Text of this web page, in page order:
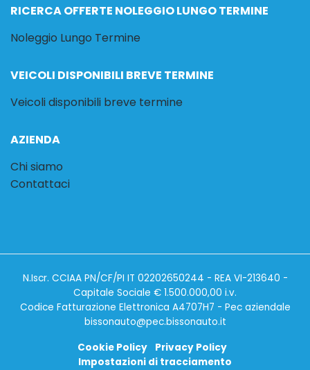
RICERCA OFFERTE NOLEGGIO LUNGO TERMINE
Noleggio Lungo Termine
VEICOLI DISPONIBILI BREVE TERMINE
Veicoli disponibili breve termine
AZIENDA
Chi siamo
Contattaci
N.Iscr. CCIAA PN/CF/PI IT 02202650244 - REA VI-213640 -
Capitale Sociale € 1.500.000,00 i.v.
Codice Fatturazione Elettronica A4707H7 - Pec aziendale
bissonauto@pec.bissonauto.it
Cookie Policy
Privacy Policy
Impostazioni di tracciamento